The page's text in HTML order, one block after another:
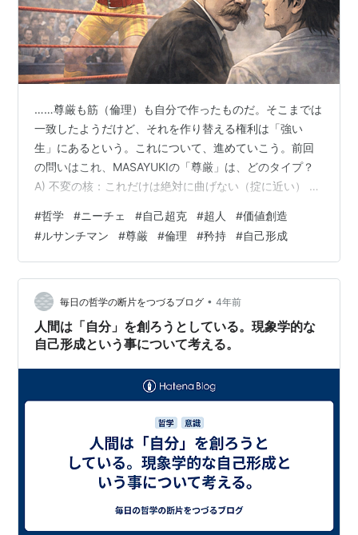
……尊厳も筋（倫理）も自分で作ったものだ。そこまでは
一致したようだけど、それを作り替える権利は「強い
生」にあるという。これについて、進めていこう。前回
の問いはこれ、MASAYUKIの「尊厳」は、どのタイプ？
A) 不変の核：これだけは絶対に曲げない（掟に近い） B)
に近い） C) 鍛錬で更新：尊厳は作り替え続ける（成長に
近い） ◇ 強い生とは MA）なんとなくわかるかな。ボク
は自分を信じると言ったけれど、不変の核ではない。こ
れでは元から与えられたものを守るだけになっちゃう。
当然、ボクは成長するし、環境によって考え方も変わる
ことはある。それは、…
#哲学 #ニーチェ #自己超克 #超人 #価値創造
#ルサンチマン #尊厳 #倫理 #矜持 #自己形成
毎日の哲学の断片をつづるブログ • 4年前
人間は「自分」を創ろうとしている。現象学的な
自己形成という事について考える。